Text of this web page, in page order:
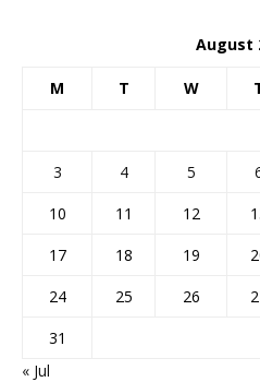
August
M T W
3
4 5
10
11 12
17
18 19
24
25 26
31
« Jul